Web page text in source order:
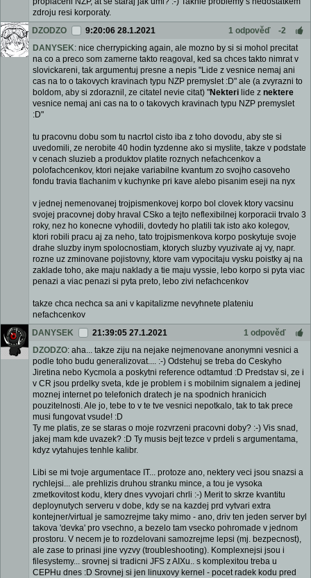
zdroju resi korporaty.
DZODZO
9:20:06 28.1.2021 1 odpověď
-2
DANYSEK: nice cherrypicking again, ale mozno by si si mohol precitat
na co a preco som zamerne takto reagoval, ked sa chces takto nimrat v
slovickareni, tak argumentuj presne a nepis "Lide z vesnice nemaj ani
cas na to o takovych kravinach typu NZP premyslet :D" ale (a zvyrazni to
boldom, aby si zdoraznil, ze citatel nevie citat) "Nekteri lide z nektere
vesnice nemaj ani cas na to o takovych kravinach typu NZP premyslet
:D"
tu pracovnu dobu som tu nacrtol cisto iba z toho dovodu, aby ste si
uvedomili, ze nerobite 40 hodin tyzdenne ako si myslite, takze v podstate
v cenach sluzieb a produktov platite roznych nefachcenkov a
polofachcenkov, ktori nejake variabilne kvantum zo svojho casoveho
fondu travia tlachanim v kuchynke pri kave alebo pisanim eseji na nyx
v jednej nemenovanej trojpismenkovej korpo bol clovek ktory vacsinu
svojej pracovnej doby hraval CSko a tejto neflexibilnej korporacii trvalo 3
roky, nez ho konecne vyhodili, dovtedy ho platili tak isto ako kolegov,
ktori robili pracu aj za neho, tato trojpismenkova korpo poskytuje svoje
drahe sluzby inym spolocnostiam, ktorych sluzby vyuzivate aj vy, napr.
rozne uz zminovane pojistovny, ktore vam vypocitaju vysku poistky aj na
zaklade toho, ake maju naklady a tie maju vyssie, lebo korpo si pyta viac
penazi a viac penazi si pyta preto, lebo zivi nefachcenkov
takze chca nechca sa ani v kapitalizme nevyhnete plateniu
nefachcenkov
DANYSEK
21:39:05 27.1.2021
1 odpověď
DZODZO: aha... takze ziju na nejake nejmenovane anonymni vesnici a
podle toho budu generalizovat.... :-) Odstehuj se treba do Ceskyho
Jiretina nebo Kycmola a poskytni reference odtamtud :D Predstav si, ze i
v CR jsou prdelky sveta, kde je problem i s mobilnim signalem a jedinej
moznej internet po telefonich dratech je na spodnich hranicich
pouzitelnosti. Ale jo, tebe to v te tve vesnici nepotkalo, tak to tak prece
musi fungovat vsude! :D
Ty me platis, ze se staras o moje rozvrzeni pracovni doby? :-) Vis snad,
jakej mam kde uvazek? :D Ty musis bejt tezce v prdeli s argumentama,
kdyz vytahujes tenhle kalibr.
Libi se mi tvoje argumentace IT... protoze ano, nektery veci jsou snazsi a
rychlejsi... ale prehlizis druhou stranku mince, a tou je vysoka
zmetkovitost kodu, ktery dnes vyvojari chrli :-) Merit to skrze kvantitu
deploynutych serveru v dobe, kdy se na kazdej prd vytvari extra
kontejner/virtual je samozrejme taky mimo - ano, driv ten jeden server byl
takova 'devka' pro vsechno, a bezelo tam vsecko pohromade v jednom
prostoru. V necem je to rozdelovani samozrejme lepsi (mj. bezpecnost),
ale zase to prinasi jine vyzvy (troubleshooting). Komplexnejsi jsou i
filesystemy... srovnej si tradicni JFS z AIXu.. s komplexitou treba u
CEPHu dnes :D Srovnej si jen linuxovy kernel - pocet radek kodu pred